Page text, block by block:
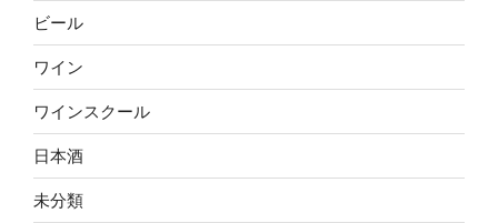
ビール
ワイン
ワインスクール
日本酒
未分類